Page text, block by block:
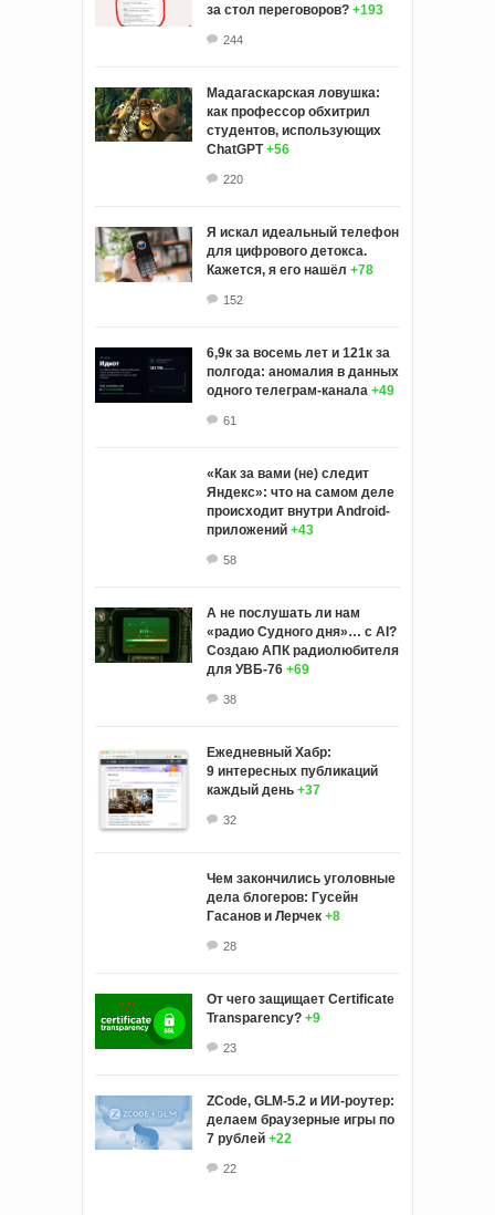
за стол переговоров? +193
244
Мадагаскарская ловушка:
как профессор обхитрил
студентов, использующих
ChatGPT +56
220
Я искал идеальный телефон
для цифрового детокса.
Кажется, я его нашёл +78
152
6,9к за восемь лет и 121к за
полгода: аномалия в данных
одного телеграм-канала +49
61
«Как за вами (не) следит
Яндекс»: что на самом деле
происходит внутри Android-
приложений +43
58
А не послушать ли нам
«радио Судного дня»… с AI?
Создаю АПК радиолюбителя
для УВБ-76 +69
38
Ежедневный Хабр:
9 интересных публикаций
каждый день +37
32
Чем закончились уголовные
дела блогеров: Гусейн
Гасанов и Лерчек +8
28
От чего защищает Certificate
Transparency? +9
23
ZCode, GLM-5.2 и ИИ-роутер:
делаем браузерные игры по
7 рублей +22
22